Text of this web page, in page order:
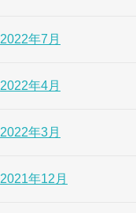
2022年7月
2022年4月
2022年3月
2021年12月